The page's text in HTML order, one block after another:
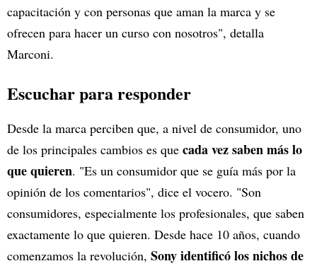
capacitación y con personas que aman la marca y se
ofrecen para hacer un curso con nosotros", detalla
Marconi.
Escuchar para responder
Desde la marca perciben que, a nivel de consumidor, uno
de los principales cambios es que cada vez saben más lo
que quieren. "Es un consumidor que se guía más por la
opinión de los comentarios", dice el vocero. "Son
consumidores, especialmente los profesionales, que saben
exactamente lo que quieren. Desde hace 10 años, cuando
comenzamos la revolución, Sony identificó los nichos de